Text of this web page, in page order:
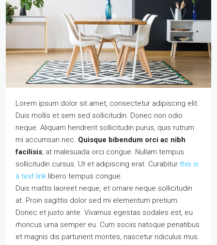
Lorem ipsum dolor sit amet, consectetur adipiscing elit.
Duis mollis et sem sed sollicitudin. Donec non odio
neque. Aliquam hendrerit sollicitudin purus, quis rutrum
mi accumsan nec. Quisque bibendum orci ac nibh
facilisis, at malesuada orci congue. Nullam tempus
sollicitudin cursus. Ut et adipiscing erat. Curabitur this is
a text link libero tempus congue.
Duis mattis laoreet neque, et ornare neque sollicitudin
at. Proin sagittis dolor sed mi elementum pretium.
Donec et justo ante. Vivamus egestas sodales est, eu
rhoncus urna semper eu. Cum sociis natoque penatibus
et magnis dis parturient montes, nascetur ridiculus mus.